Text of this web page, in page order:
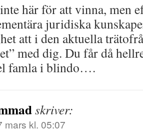
här för att vinna, men
juridiska
att i den aktuella
med dig. Du får då
famla i blindo….
skriver:
mars kl. 05:07